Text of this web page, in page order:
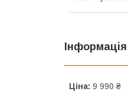
Ціна: 9 990 ₴